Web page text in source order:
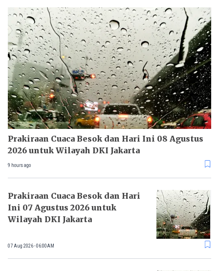
Prakiraan Cuaca Besok dan Hari Ini 08 Agustus
2026 untuk Wilayah DKI Jakarta
9 hours ago
Prakiraan Cuaca Besok dan Hari
Ini 07 Agustus 2026 untuk
Wilayah DKI Jakarta
07 Aug 2026 - 06:00AM